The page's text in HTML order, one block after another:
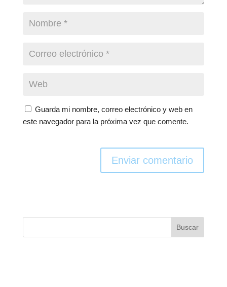
Guarda mi nombre, correo electrónico y web en
este navegador para la próxima vez que comente.
Enviar comentario